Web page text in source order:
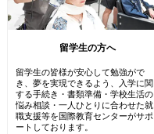
留学生の方へ
留学生の皆様が安心して勉強がで
き、夢を実現できるよう、入学に関
する手続き・書類準備・学校生活の
悩み相談・一人ひとりに合わせた就
職支援等を国際教育センターがサポ
ートしております。